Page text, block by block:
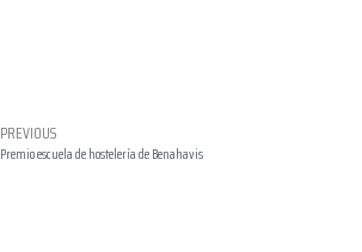
PREVIOUS
Premio escuela de hostelería de Benahavis